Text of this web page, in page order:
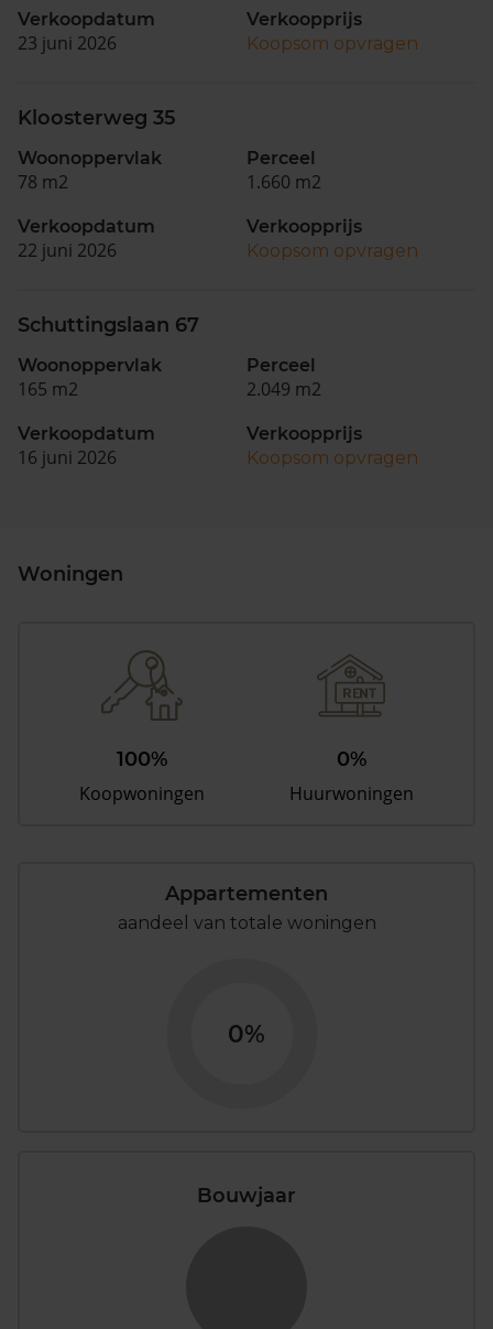
Verkoopdatum
23 juni 2026
Verkoopprijs
Koopsom opvragen
Kloosterweg 35
Woonoppervlak
78 m2
Perceel
1.660 m2
Verkoopdatum
22 juni 2026
Verkoopprijs
Koopsom opvragen
Schuttingslaan 67
Woonoppervlak
165 m2
Perceel
2.049 m2
Verkoopdatum
16 juni 2026
Verkoopprijs
Koopsom opvragen
Woningen
100%
Koopwoningen
0%
Huurwoningen
Appartementen
aandeel van totale woningen
0%
Bouwjaar